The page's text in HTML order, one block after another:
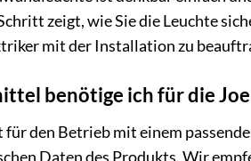
zeigt, wie Sie die Leuchte
mit der Installation zu
benötige ich für die
den Betrieb mit einem
Daten des Produkts. Wir